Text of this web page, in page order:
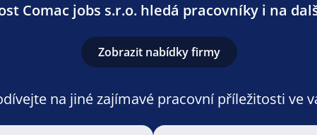
Comac jobs s.r.o. hledá pracovníky i na
Zobrazit nabídky firmy
na jiné zajímavé pracovní příležitosti ve